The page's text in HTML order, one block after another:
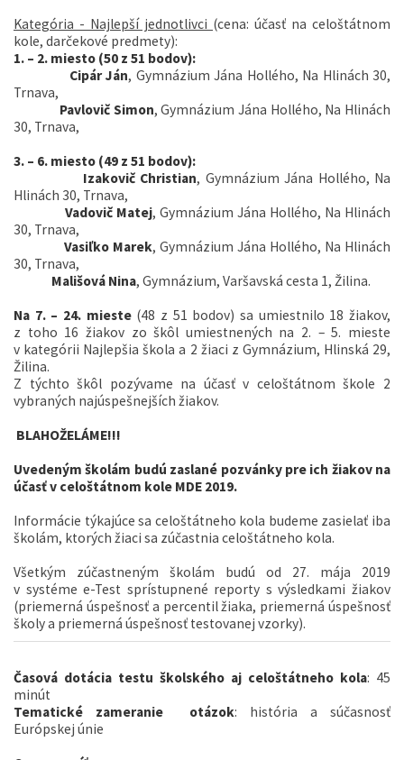
Kategória - Najlepší jednotlivci (cena: účasť na celoštátnom
kole, darčekové predmety):
1. – 2. miesto (50 z 51 bodov):
Cipár Ján, Gymnázium Jána Hollého, Na Hlinách 30,
Trnava,
Pavlovič Simon, Gymnázium Jána Hollého, Na Hlinách
30, Trnava,
3. – 6. miesto (49 z 51 bodov):
Izakovič Christian, Gymnázium Jána Hollého, Na
Hlinách 30, Trnava,
Vadovič Matej, Gymnázium Jána Hollého, Na Hlinách
30, Trnava,
Vasiľko Marek, Gymnázium Jána Hollého, Na Hlinách
30, Trnava,
Mališová Nina, Gymnázium, Varšavská cesta 1, Žilina.
Na 7. – 24. mieste(48 z 51 bodov) sa umiestnilo 18 žiakov,
z toho 16 žiakov zo škôl umiestnených na 2. – 5. mieste
v kategórii Najlepšia škola a 2 žiaci z Gymnázium, Hlinská 29,
Žilina.
Z týchto škôl pozývame na účasť v celoštátnom škole 2
vybraných najúspešnejších žiakov.
BLAHOŽELÁME!!!
Uvedeným školám budú zaslané pozvánky pre ich žiakov na
účasť v celoštátnom kole MDE 2019.
Informácie týkajúce sa celoštátneho kola budeme zasielať iba
školám, ktorých žiaci sa zúčastnia celoštátneho kola.
Všetkým zúčastneným školám budú od 27. mája 2019
v systéme e-Test sprístupnené reporty s výsledkami žiakov
(priemerná úspešnosť a percentil žiaka, priemerná úspešnosť
školy a priemerná úspešnosť testovanej vzorky).
Časová dotácia testu školského aj celoštátneho kola: 45
minút
Tematické zameranie otázok: história a súčasnosť
Európskej únie